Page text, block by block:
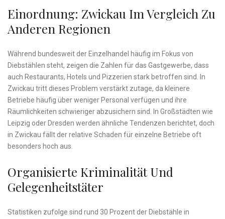
Einordnung: Zwickau Im Vergleich Zu
Anderen Regionen
Während bundesweit der Einzelhandel häufig im Fokus von
Diebstählen steht, zeigen die Zahlen für das Gastgewerbe, dass
auch Restaurants, Hotels und Pizzerien stark betroffen sind. In
Zwickau tritt dieses Problem verstärkt zutage, da kleinere
Betriebe häufig über weniger Personal verfügen und ihre
Räumlichkeiten schwieriger abzusichern sind. In Großstädten wie
Leipzig oder Dresden werden ähnliche Tendenzen berichtet, doch
in Zwickau fällt der relative Schaden für einzelne Betriebe oft
besonders hoch aus.
Organisierte Kriminalität Und
Gelegenheitstäter
Statistiken zufolge sind rund 30 Prozent der Diebstähle in